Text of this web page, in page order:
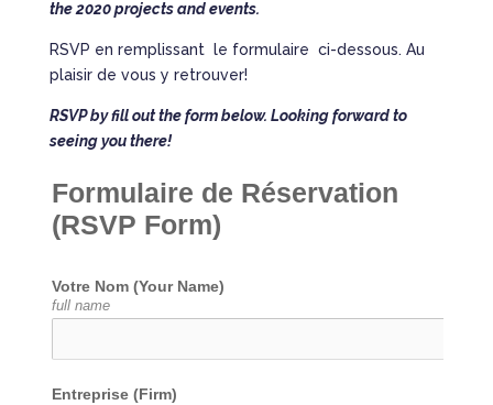
the 2020 projects and events.
RSVP en remplissant le formulaire ci-dessous. Au
plaisir de vous y retrouver!
RSVP by fill out the form below. Looking forward to
seeing you there!
Formulaire de Réservation
(RSVP Form)
Votre Nom (Your Name)
full name
Entreprise (Firm)